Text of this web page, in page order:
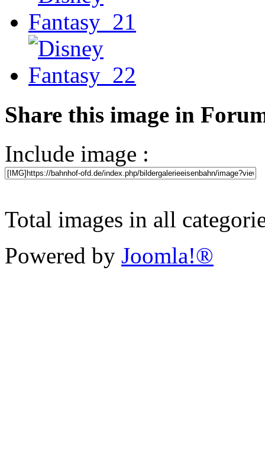
Share this image in
Include image :
Total images in all
Powered by Joomla!®